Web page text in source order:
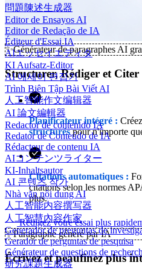
問題陳述生成器
Editor de Ensayos AI
Editor de Redação de IA
Éditeur d'Essai IA
AIエッセイエディタ
KI Aufsatz-Editor
AI 에세이 편집기
Trình Biên Tập Bài Viết AI
人工智能作文编辑器
AI 論文編輯器
Redactor de contenido IA
Redator de Conteúdo de IA
Rédacteur de contenu IA
AIコンテンツライター
KI-Inhaltsautor
AI 콘텐츠 작가
Nhà văn nội dung AI
人工智能内容撰写器
人工智慧內容作家
Generador de preguntas de
Gerador de perguntas de pesquisa
Générateur de questions de
研究課題生成器
✨Générateur de paragraphes AI
Structurer, Rédiger et Citer
Planificateur intégré :
structuréspour n'importe
Citations automatiques :
citations selon les normes
plus.
Rédigez votre essai plus
✨Paragraphe généré par IA
Écrivez et peaufinez plus